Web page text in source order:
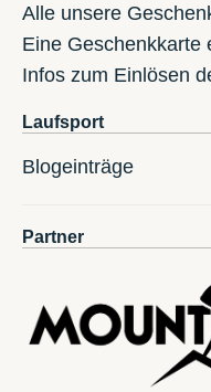
Alle unsere
Eine Geschenkkarte
Infos zum Einlösen
Laufsport
Blogeinträge
Partner